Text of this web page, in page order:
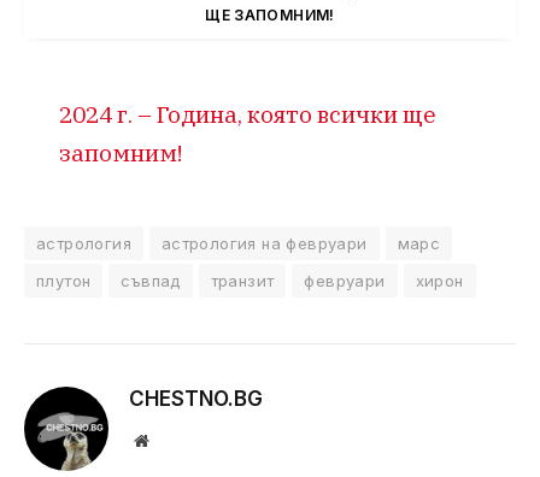
ЩЕ ЗАПОМНИМ!
2024 г. – Година, която всички ще
запомним!
астрология астрология на февруари
марс
плутон
съвпад транзит февруари хирон
CHESTNO.BG
Website